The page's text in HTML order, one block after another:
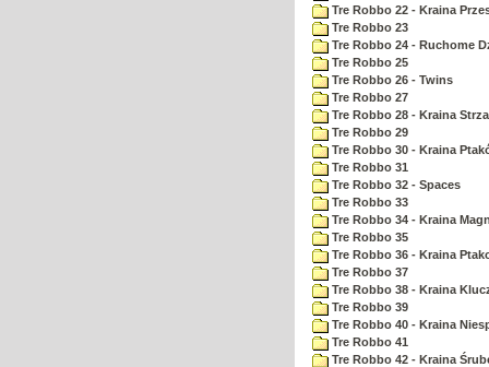
Tre Robbo 22 - Kraina
Tre Robbo 23
Tre Robbo 24 - Ruchome
Tre Robbo 25
Tre Robbo 26 - Twins
Tre Robbo 27
Tre Robbo 28 - Kraina
Tre Robbo 29
Tre Robbo 30 - Kraina
Tre Robbo 31
Tre Robbo 32 - Spaces
Tre Robbo 33
Tre Robbo 34 - Kraina
Tre Robbo 35
Tre Robbo 36 - Kraina
Tre Robbo 37
Tre Robbo 38 - Kraina
Tre Robbo 39
Tre Robbo 40 - Kraina
Tre Robbo 41
Tre Robbo 42 - Kraina